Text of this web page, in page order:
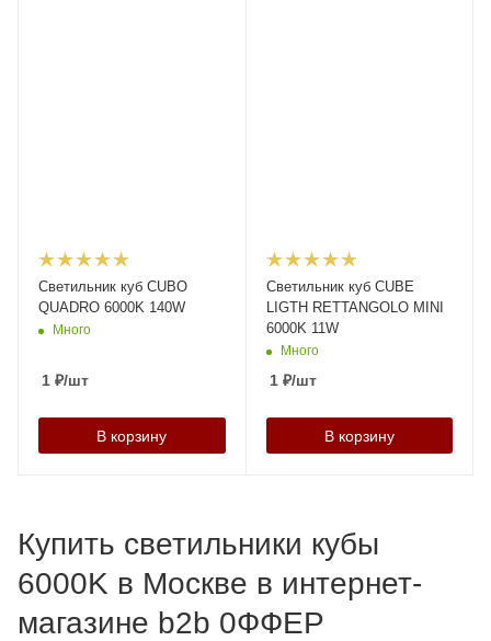
Светильник куб CUBO
QUADRO 6000K 140W
Много
1 ₽/шт
В корзину
Светильник куб CUBE
LIGTH RETTANGOLO MINI
6000K 11W
Много
1₽/шт
В корзину
Купить светильники кубы
6000K в Москве в интернет-
магазине b2b 0ФФЕР